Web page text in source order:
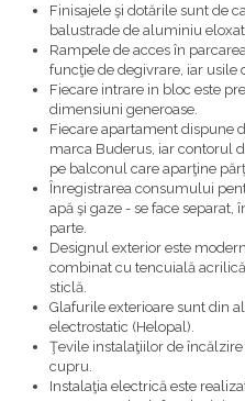
Finisajele şi dotările sunt de
balustrade de aluminiu
Rampele de acces în
funcţie de degivrare, iar usile
Fiecare intrare in bloc este
dimensiuni generoase.
Fiecare apartament dispune
marca Buderus, iar contorul
pe balconul care aparţine
Înregistrarea consumului
apă şi gaze - se face
parte.
Designul exterior este
combinat cu tencuială
sticlă.
Glafurile exterioare sunt din
electrostatic (Helopal).
Ţevile instalaţiilor de
cupru.
Instalaţia electrică este